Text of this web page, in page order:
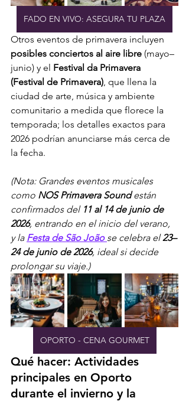
FADO EN VIVO: ASEGURA TU PLAZA
Otros eventos de primavera incluyen
posibles conciertos al aire libre (mayo–
junio) y el Festival da Primavera
(Festival de Primavera) , que llena la
ciudad de arte, música y ambiente
comunitario a medida que florece la
temporada; los detalles exactos para
2026 podrían anunciarse más cerca de
la fecha.
(Nota: Grandes eventos musicales
como NOS Primavera Sound están
confirmados del 11 al 14 de junio de
2026, entrando en el inicio del verano,
y la Festa de São João se celebra el 23–
24 de junio de 2026, ideal si decide
prolongar su viaje.)
OPORTO - CENA GOURMET
Qué hacer: Actividades
principales en Oporto
durante el invierno y la